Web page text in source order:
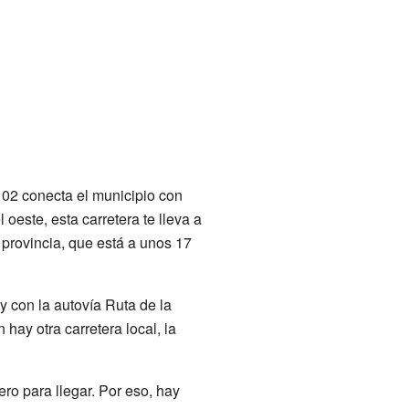
conecta el municipio con
esta carretera te lleva a
que está a unos 17
con la autovía Ruta de la
hay otra carretera local, la
para llegar. Por eso, hay